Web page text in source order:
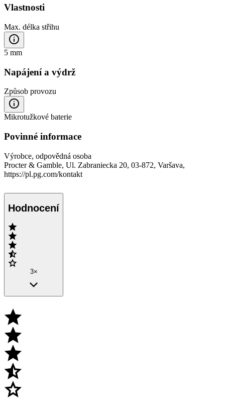
Vlastnosti
Max. délka střihu
5 mm
Napájení a výdrž
Způsob provozu
Mikrotužkové baterie
Povinné informace
Výrobce, odpovědná osoba
Procter & Gamble, Ul. Zabraniecka 20, 03-872, Varšava,
https://pl.pg.com/kontakt
Hodnocení
3×